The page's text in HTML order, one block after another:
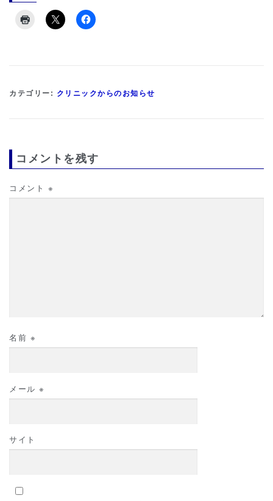
カテゴリー: クリニックからのお知らせ
コメントを残す
コメント ※
名前 ※
メール ※
サイト